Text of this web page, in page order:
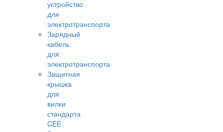
устройство
для
электротранспорта
Зарядный
кабель
для
электротранспорта
Защитная
крышка
для
вилки
стандарта
CEE